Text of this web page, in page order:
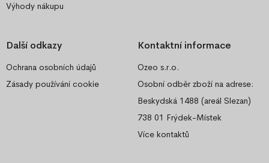
Výhody nákupu
Další odkazy
Ochrana osobních údajů
Zásady používání cookie
Kontaktní informace
Ozeo s.r.o.
Osobní odběr zboží na adrese:
Beskydská 1488 (areál Slezan)
738 01 Frýdek-Místek
Více kontaktů